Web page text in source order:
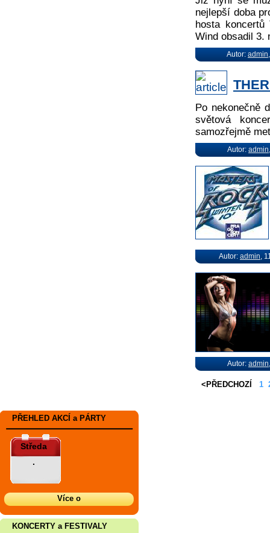
nejlepší doba
hosta
Wind obsadil 3.
Autor: admin
Po nekonečně
světová
samozřejmě
Autor: admin
Autor: admin ,
Autor: admin
<PŘEDCHOZÍ 1
PŘEHLED AKCÍ a PÁRTY
Středa
.
Více o
KONCERTY a FESTIVALY